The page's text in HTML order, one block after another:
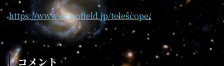
https://www.orionfield.jp/telescope/
コメント